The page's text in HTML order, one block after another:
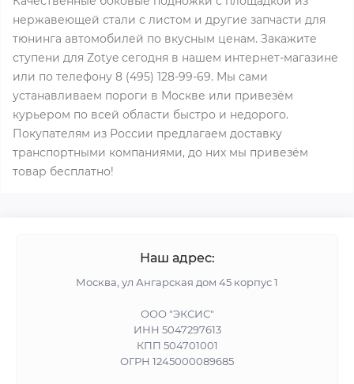
нержавеющей стали с листом и другие запчасти для
тюнинга автомобилей по вкусным ценам. Закажите
ступени для Zotye сегодня в нашем интернет-магазине
или по телефону 8 (495) 128-99-69. Мы сами
устанавливаем пороги в Москве или привезём
курьером по всей области быстро и недорого.
Покупателям из России предлагаем доставку
транспортными компаниями, до них мы привезём
товар бесплатно!
Наш адрес:
Москва, ул Ангарская дом 45 корпус 1
ООО "ЭКСИС"
ИНН 5047297613
КПП 504701001
ОГРН 1245000089685